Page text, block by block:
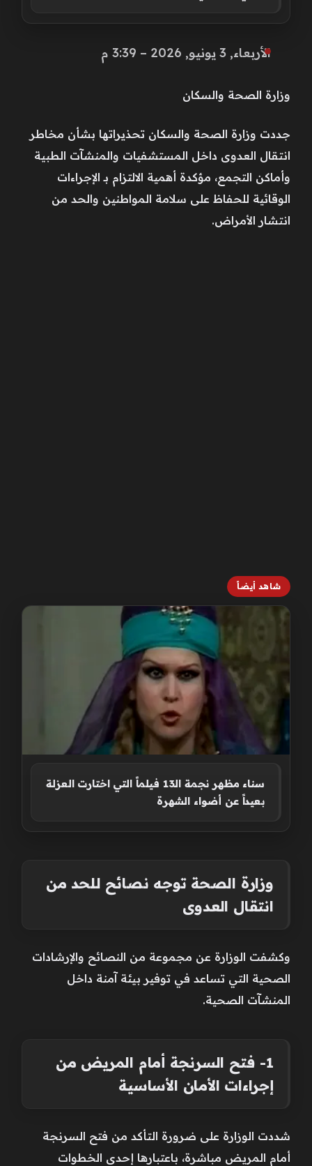
الأربعاء, 3 يونيو, 2026 – 3:39 م
وزارة الصحة والسكان
جددت وزارة الصحة والسكان تحذيراتها بشأن مخاطر
انتقال العدوى داخل المستشفيات والمنشآت الطبية
وأماكن التجمع، مؤكدة أهمية الالتزام بـ الإجراءات
الوقائية للحفاظ على سلامة المواطنين والحد من
انتشار الأمراض.
شاهد أيضاً
سناء مظهر نجمة الـ13 فيلماً التي اختارت العزلة
بعيداً عن أضواء الشهرة
وزارة الصحة توجه نصائح للحد من
انتقال العدوى
وكشفت الوزارة عن مجموعة من النصائح والإرشادات
الصحية التي تساعد في توفير بيئة آمنة داخل
المنشآت الصحية.
1- فتح السرنجة أمام المريض من
إجراءات الأمان الأساسية
شددت الوزارة على ضرورة التأكد من فتح السرنجة
أمام المريض مباشرة، باعتبارها إحدى الخطوات